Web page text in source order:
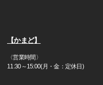
【かまど】
〈営業時間〉
11:30～15:00(月・金：定休日)